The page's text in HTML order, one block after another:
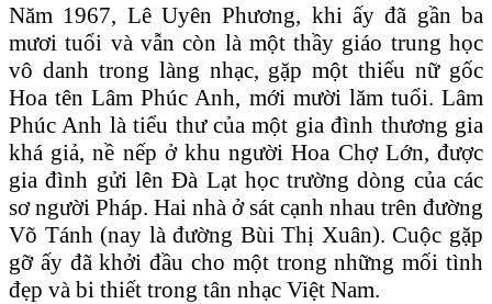
Năm 1967, Lê Uyên Phương, khi ấy đã gần ba
mươi tuổi và vẫn còn là một thầy giáo trung học
vô danh trong làng nhạc, gặp một thiếu nữ gốc
Hoa tên Lâm Phúc Anh, mới mười lăm tuổi. Lâm
Phúc Anh là tiểu thư của một gia đình thương gia
khá giả, nề nếp ở khu người Hoa Chợ Lớn, được
gia đình gửi lên Đà Lạt học trường dòng của các
sơ người Pháp. Hai nhà ở sát cạnh nhau trên đường
Võ Tánh (nay là đường Bùi Thị Xuân). Cuộc gặp
gỡ ấy đã khởi đầu cho một trong những mối tình
đẹp và bi thiết trong tân nhạc Việt Nam.